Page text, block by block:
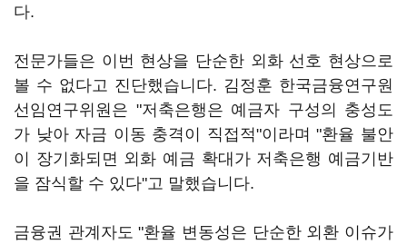
다.
전문가들은 이번 현상을 단순한 외화 선호 현상으로
볼 수 없다고 진단했습니다. 김정훈 한국금융연구원
선임연구위원은 "저축은행은 예금자 구성의 충성도
가 낮아 자금 이동 충격이 직접적"이라며 "환율 불안
이 장기화되면 외화 예금 확대가 저축은행 예금기반
을 잠식할 수 있다"고 말했습니다.
금융권 관계자도 "환율 변동성은 단순한 외환 이슈가